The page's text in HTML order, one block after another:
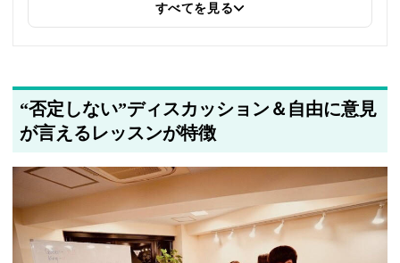
筆者情報を更新しました
すべてを見る
“否定しない”ディスカッション＆自由に意見
が言えるレッスンが特徴